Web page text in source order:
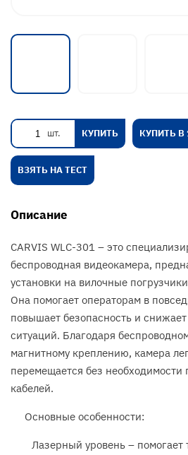
шт. КУПИТЬ КУПИТЬ В
ВЗЯТЬ НА ТЕСТ
Описание
CARVIS WLC-301 – это
беспроводная видеокамера,
установки на вилочные
Она помогает операторам в
повышает безопасность и
ситуаций. Благодаря
магнитному креплению, камера
перемещается без необходимости
кабелей.
Основные особенности:
Лазерный уровень – помогает